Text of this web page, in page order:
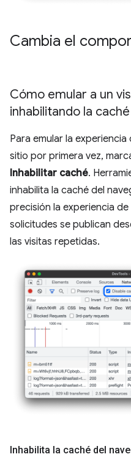
Cambia el
Cómo emular a un
inhabilitando la
Para emular la
sitio por primera vez,
Inhabilitar caché.
inhabilita la caché del
precisión la experiencia
solicitudes se publican
las visitas repetidas.
Inhabilita la caché del